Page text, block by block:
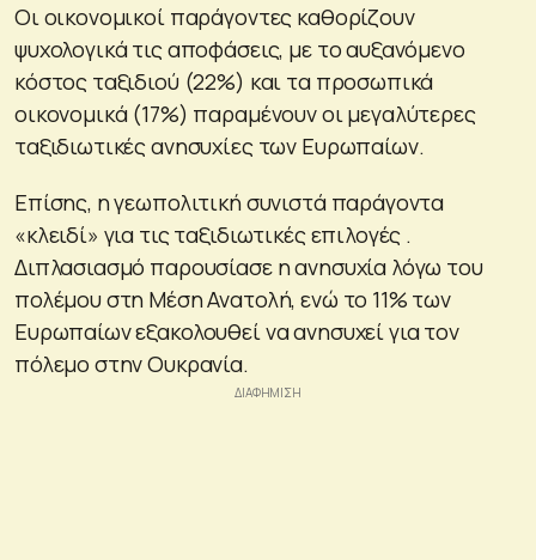
Οι οικονομικοί παράγοντες καθορίζουν
ψυχολογικά τις αποφάσεις, με το αυξανόμενο
κόστος ταξιδιού (22%) και τα προσωπικά
οικονομικά (17%) παραμένουν οι μεγαλύτερες
ταξιδιωτικές ανησυχίες των Ευρωπαίων.
Επίσης, η γεωπολιτική συνιστά παράγοντα
«κλειδί» για τις ταξιδιωτικές επιλογές .
Διπλασιασμό παρουσίασε η ανησυχία λόγω του
πολέμου στη Μέση Ανατολή, ενώ το 11% των
Ευρωπαίων εξακολουθεί να ανησυχεί για τον
πόλεμο στην Ουκρανία.